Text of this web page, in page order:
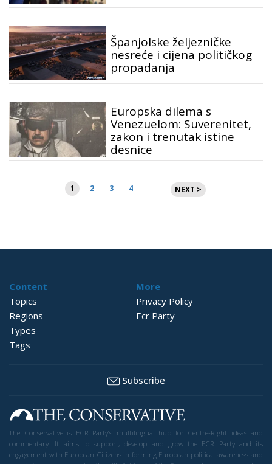
Španjolske željezničke
nesreće i cijena političkog
propadanja
Europska dilema s
Venezuelom: Suverenitet,
zakon i trenutak istine
desnice
Brojevi
stranica
1 2 3 4 NEXT >
Content
Topics
Regions
Types
Tags
More
Privacy Policy
Ecr Party
Subscribe
The Conservative is ECR Party’s multilingual hub for Centre-Right ideas and
commentary. It aims to support, develop and grow the ECR Party and its
engagement with European Citizens in forming European political awareness and